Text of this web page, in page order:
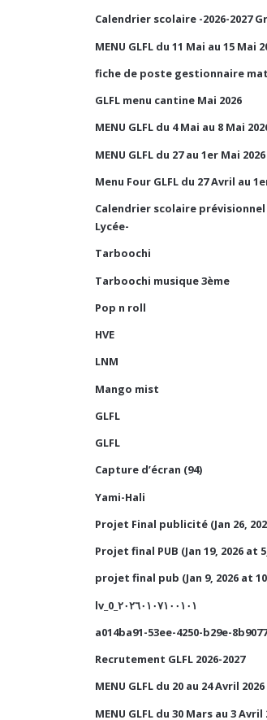
Calendrier scolaire -2026-2027
MENU GLFL du 11 Mai au 15 Mai
fiche de poste gestionnaire
GLFL menu cantine Mai 2026
MENU GLFL du 4 Mai au 8 Mai
MENU GLFL du 27 au 1er Mai 2026
Menu Four GLFL du 27 Avril au
Calendrier scolaire prévisionnel
Lycée-
Tarboochi
Tarboochi musique 3ème
Pop n roll
HVE
LNM
Mango mist
GLFL
GLFL
Capture d’écran (94)
Yami-Hali
Projet Final publicité (Jan 26,
Projet final PUB (Jan 19, 2026 at
projet final pub (Jan 9, 2026 at
lv_0_٢٠٢٦٠١٠٧١٠٠١٠١
a014ba91-53ee-4250-b29e-
Recrutement GLFL 2026-2027
MENU GLFL du 20 au 24 Avril 2026
MENU GLFL du 30 Mars au 3 Avril